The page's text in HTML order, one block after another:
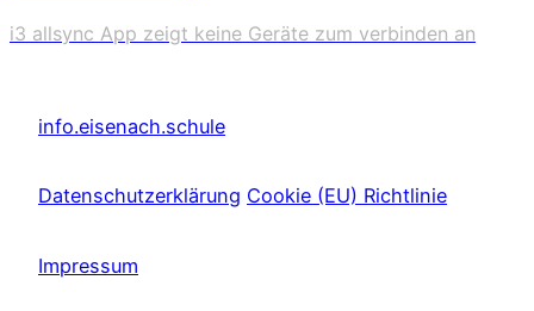
i3 allsync App zeigt keine Geräte zum verbinden an
info.eisenach.schule
Datenschutzerklärung Cookie (EU) Richtlinie
Impressum